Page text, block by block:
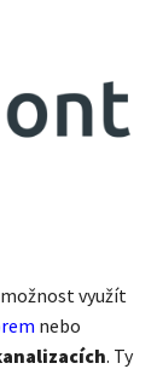
využít
nebo
. Ty